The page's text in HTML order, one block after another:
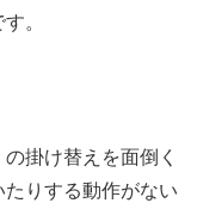
。
掛け替えを面倒く
りする動作がない